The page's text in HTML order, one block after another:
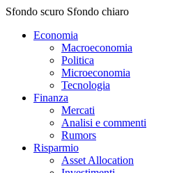
Sfondo scuro Sfondo chiaro
Economia
Macroeconomia
Politica
Microeconomia
Tecnologia
Finanza
Mercati
Analisi e commenti
Rumors
Risparmio
Asset Allocation